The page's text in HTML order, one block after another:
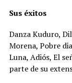
Sus éxitos
Danza Kuduro,
Morena, Pobre
Luna, Adiós, El
parte de su